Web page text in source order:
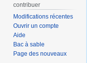
contribuer
Modifications récentes
Ouvrir un compte
Aide
Bac à sable
Page des nouveaux